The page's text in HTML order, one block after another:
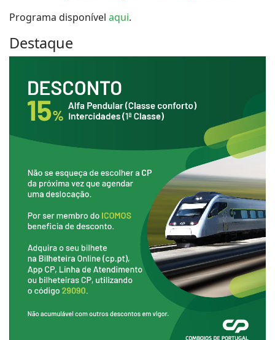
Programa disponível aqui.
Destaque